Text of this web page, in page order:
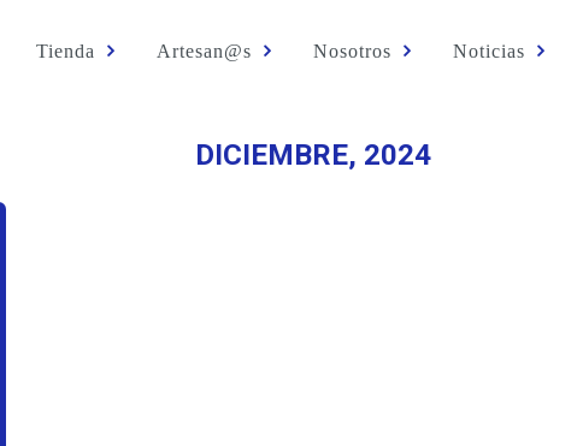
Tienda Artesan@s Nosotros Noticias
DICIEMBRE, 2024